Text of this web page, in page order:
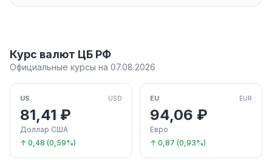
Курс валют ЦБ РФ
Официальные курсы на 07.08.2026
US USD
81,41 ₽
Доллар США
↑ 0,48 (0,59%)
EU EUR
94,06 ₽
Евро
↑ 0,87 (0,93%)